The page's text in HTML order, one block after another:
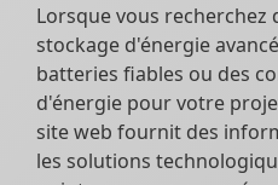
Lorsque vous recherchez
stockage d'énergie
batteries fiables ou des
d'énergie pour votre
site web fournit des
les solutions